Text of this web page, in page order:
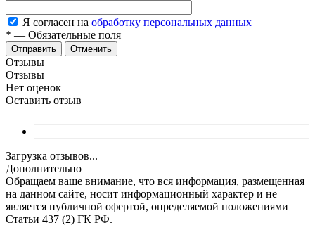
Я согласен на обработку персональных данных
* — Обязательные поля
Отменить
Отзывы
Отзывы
Нет оценок
Оставить отзыв
Загрузка отзывов...
Дополнительно
Обращаем ваше внимание, что вся информация, размещенная
на данном сайте, носит информационный характер и не
является публичной офертой, определяемой положениями
Статьи 437 (2) ГК РФ.